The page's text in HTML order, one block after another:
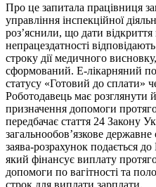
Про це запитала працівниця
управління інспекційної
роз’яснили, що дати відкриття
непрацездатності
строку дії медичного
сформований. Е-лікарняний по
статусу «Готовий до сплати»
Роботодавець має розглянути
призначення допомоги
передбачає стаття 24 Закону
загальнообов’язкове
заява-розрахунок подається
який фінансує виплату
допомоги по вагітності та
строк для виплати зарплати.